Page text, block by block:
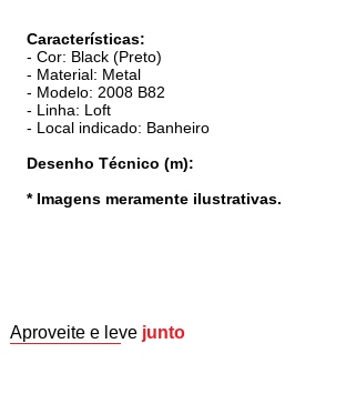
Características:
- Cor: Black (Preto)
- Material: Metal
- Modelo: 2008 B82
- Linha: Loft
- Local indicado: Banheiro
Desenho Técnico (m):
* Imagens meramente ilustrativas.
Aproveite e leve junto